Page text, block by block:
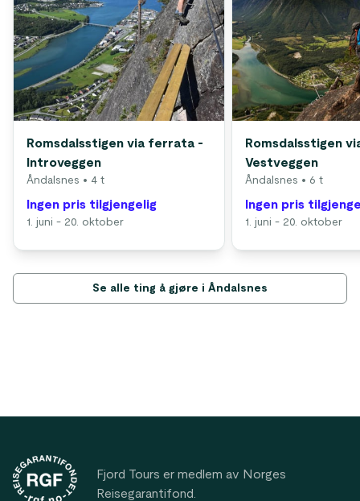
Romsdalsstigen via ferrata -
Introveggen
Åndalsnes • 4 t
Ingen pris tilgjengelig
1. juni - 20. oktober
Romsdalsstigen
Vestveggen
Åndalsnes • 6 t
Ingen pris
1. juni - 20. oktober
Se alle ting å gjøre i Åndalsnes
Fjord Tours er medlem av Norges
Reisegarantifond.